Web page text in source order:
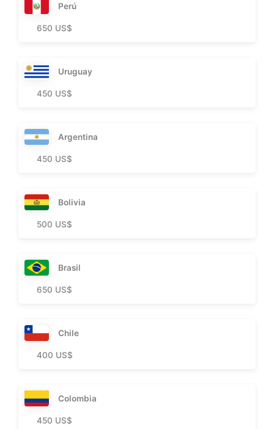
Perú
650 US$
Uruguay
450 US$
Argentina
450 US$
Bolivia
500 US$
Brasil
650 US$
Chile
400 US$
Colombia
450 US$